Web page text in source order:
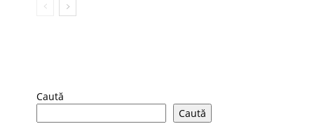
Caută
Caută